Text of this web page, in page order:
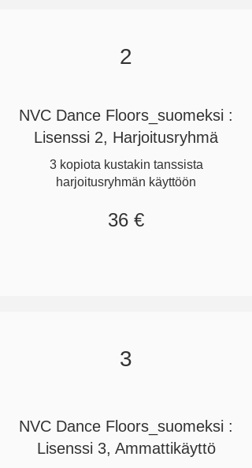
2
NVC Dance Floors_suomeksi :
Lisenssi 2, Harjoitusryhmä
3 kopiota kustakin tanssista
harjoitusryhmän käyttöön
36 €
3
NVC Dance Floors_suomeksi :
Lisenssi 3, Ammattikäyttö